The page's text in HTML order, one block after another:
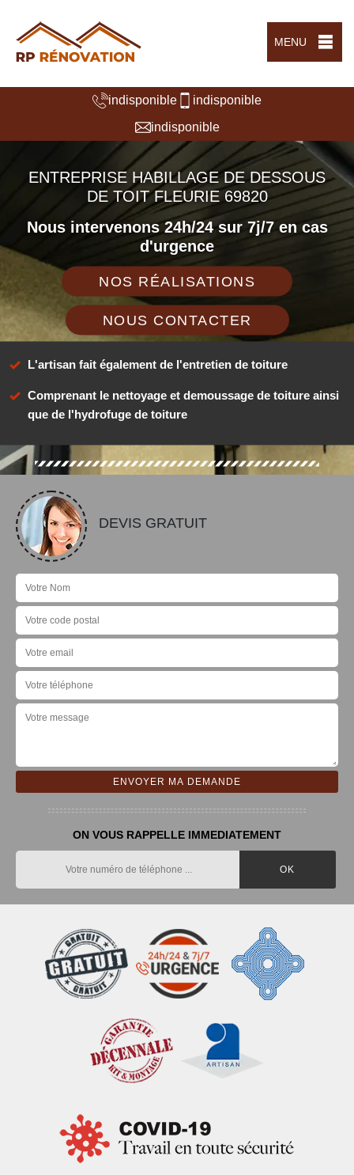
MENU
indisponible
indisponible
indisponible
ENTREPRISE HABILLAGE DE DESSOUS
DE TOIT FLEURIE 69820
Nous intervenons 24h/24 sur 7j/7 en cas
d'urgence
NOS RÉALISATIONS
NOUS CONTACTER
L'artisan fait également de l'entretien de toiture
Comprenant le nettoyage et demoussage de toiture ainsi
que de l'hydrofuge de toiture
DEVIS GRATUIT
ON VOUS RAPPELLE IMMEDIATEMENT